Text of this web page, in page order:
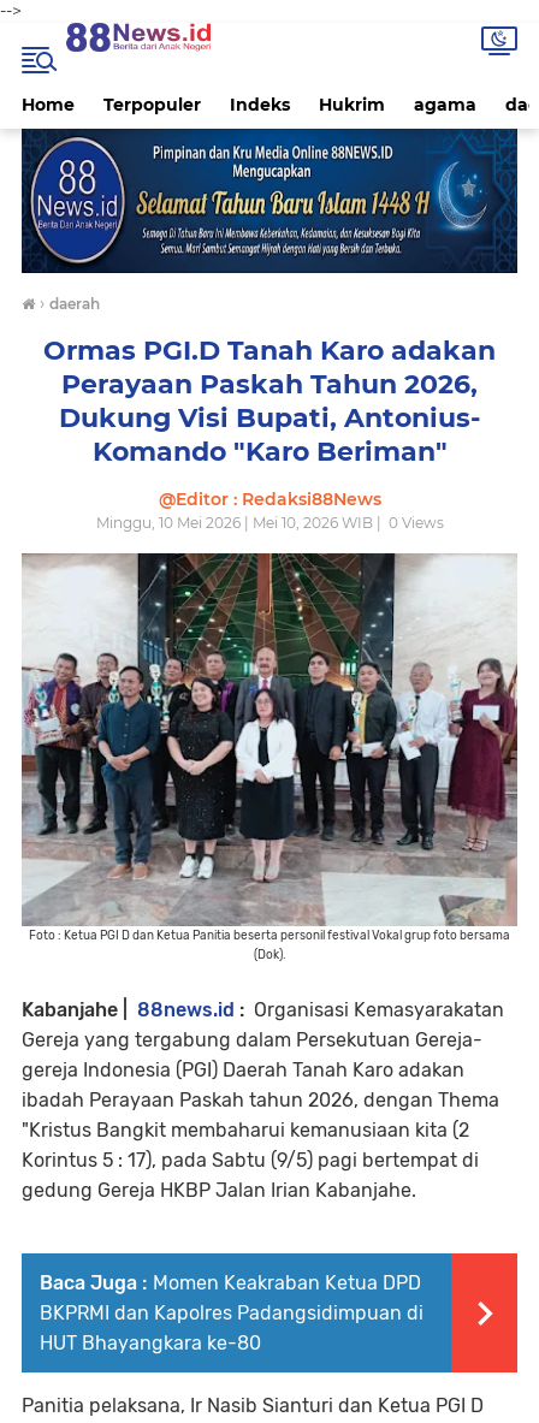
-->
Home Terpopuler Indeks Hukrim agama
› daerah
Ormas PGI.D Tanah Karo adakan
Perayaan Paskah Tahun 2026,
Dukung Visi Bupati, Antonius-
Komando "Karo Beriman"
@Editor : Redaksi88News
Minggu, 10 Mei 2026 | Mei 10, 2026 WIB | 0Views
Foto : Ketua PGI D dan Ketua Panitia beserta personil festival Vokal grup foto bersama
(Dok).
Kabanjahe | 88news.id : Organisasi Kemasyarakatan
Gereja yang tergabung dalam Persekutuan Gereja-
gereja Indonesia (PGI) Daerah Tanah Karo adakan
ibadah Perayaan Paskah tahun 2026, dengan Thema
"Kristus Bangkit membaharui kemanusiaan kita (2
Korintus 5 : 17), pada Sabtu (9/5) pagi bertempat di
gedung Gereja HKBP Jalan Irian Kabanjahe.
Baca Juga : Momen Keakraban Ketua DPD
BKPRMI dan Kapolres Padangsidimpuan di
HUT Bhayangkara ke-80
Panitia pelaksana, Ir Nasib Sianturi dan Ketua PGI D